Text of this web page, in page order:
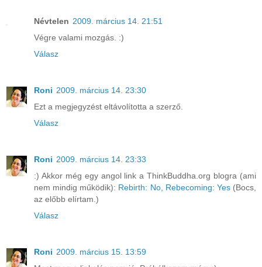
Névtelen 2009. március 14. 21:51
Végre valami mozgás. :)
Válasz
Roni 2009. március 14. 23:30
Ezt a megjegyzést eltávolította a szerző.
Válasz
Roni 2009. március 14. 23:33
:) Akkor még egy angol link a ThinkBuddha.org blogra (ami
nem mindig működik): Rebirth: No, Rebecoming: Yes(Bocs,
az előbb elírtam.)
Válasz
Roni 2009. március 15. 13:59